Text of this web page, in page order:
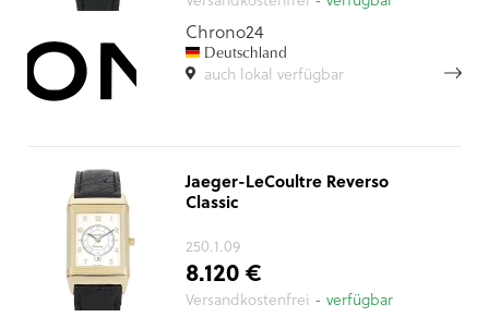
Chrono24
Deutschland
auch lokal verfügbar
Jaeger-LeCoultre Reverso
Classic
250.1.09
8.120 €
Versandkostenfrei - verfügbar